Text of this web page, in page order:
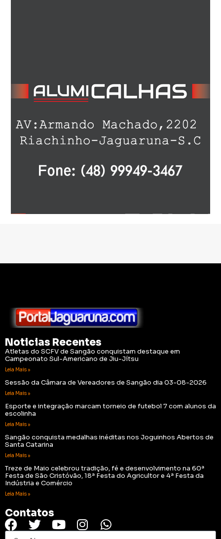
Noticias Recentes
Atletas do SCFV de Sangão conquistam destaque em
Campeonato Sul-Americano de Jiu-Jítsu
Leia Mais »
Sessão da Câmara de Vereadores de Sangão dia 03-08-2026
Leia Mais »
Esporte e integração marcam torneio de futebol 7 com alunos da
escolinha
Leia Mais »
Sangão conquista medalhas inéditas nos Joguinhos Abertos de
Santa Catarina
Leia Mais »
Treze de Maio celebrou tradição, fé e desenvolvimento na 60ª
Festa de São Cristóvão, 18ª Festa do Agricultor e 4ª Festa da
Indústria e Comércio
Leia Mais »
Contatos